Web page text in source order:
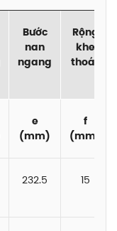
Bước
nan
ngang
Rộng
khe
thoát
e
(mm)
f
(mm)
232.5 15